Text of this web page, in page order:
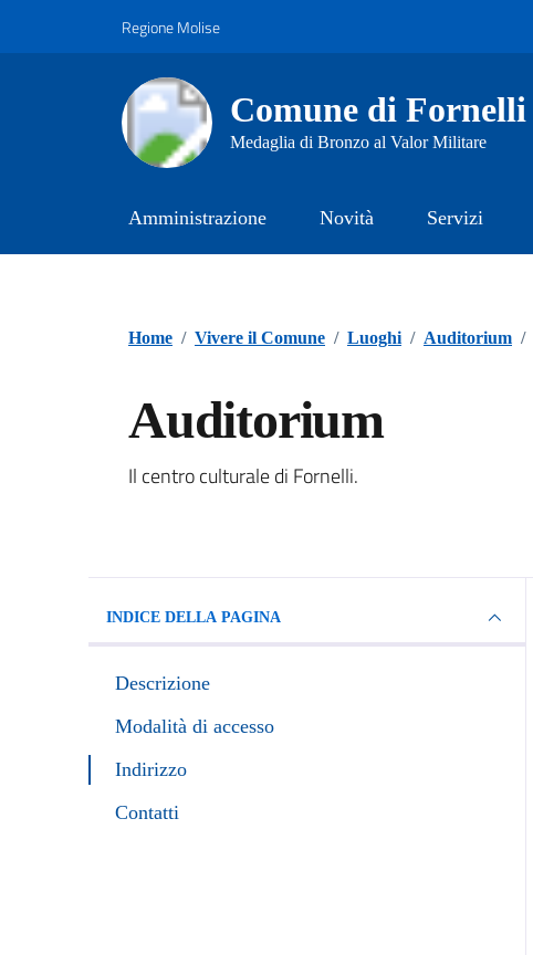
Regione Molise
Comune di Fornelli
Medaglia di Bronzo al Valor Militare
Amministrazione Novità Servizi
Home / Vivere il Comune / Luoghi / Auditorium /
Auditorium
Il centro culturale di Fornelli.
INDICE DELLA PAGINA
Descrizione
Modalità di accesso
Indirizzo
Contatti